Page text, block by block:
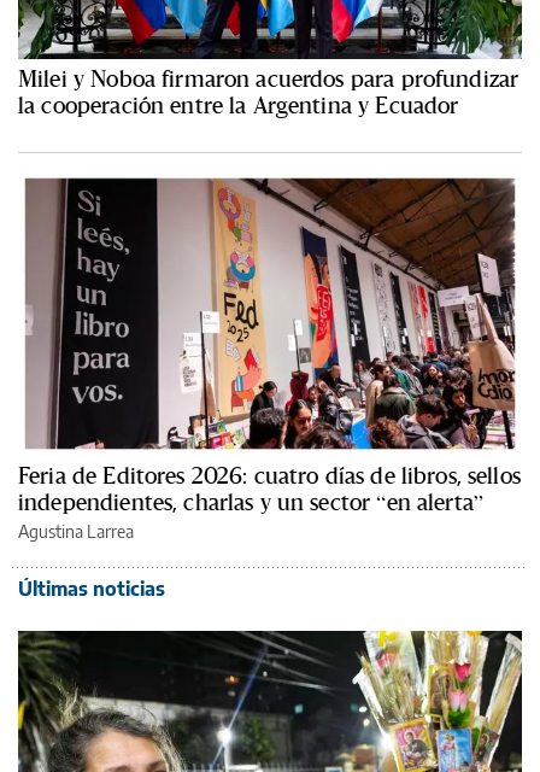
Milei y Noboa firmaron acuerdos para profundizar
la cooperación entre la Argentina y Ecuador
Feria de Editores 2026: cuatro días de libros, sellos
independientes, charlas y un sector “en alerta”
Agustina Larrea
Últimas noticias